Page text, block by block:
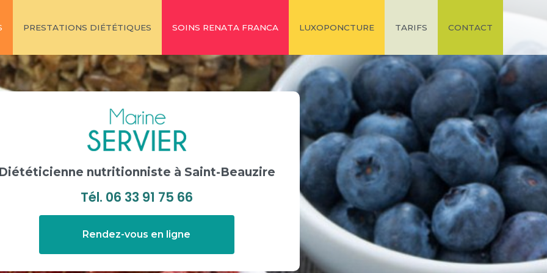
PRESTATIONS DIÉTÉTIQUES SOINS RENATA FRANCA LUXOPONCTURE TARIFS CONTACT
Diététicienne nutritionniste à Saint-Beauzire
Tél. 06 33 91 75 66
Rendez-vous en ligne